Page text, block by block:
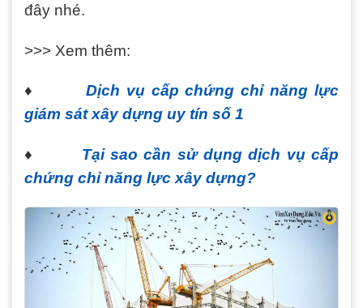
đây nhé.
>>> Xem thêm:
♦ Dịch vụ cấp chứng chỉ năng lực
giám sát xây dựng uy tín số 1
♦ Tại sao cần sử dụng dịch vụ cấp
chứng chỉ năng lực xây dựng?